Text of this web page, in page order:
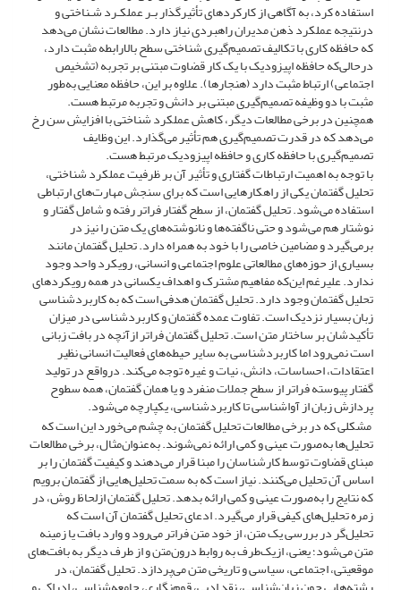
استفاده کرد، به آگاهی از کارکردهای تأثیرگذار بـر عملکـرد شـناختی و
درنتیجه عملکرد ذهن مدیران راهبردی نیاز دارد. مطالعات نشان می‌دهد
که حافظه کاری با تکالیف تصمیم‌گیری شناختی سطح بالارابطه مثبت دارد،
درحالی‌که حافظه اپیزودیک با یک کار قضاوت مبتنی بر تجربه (تشخیص
اجتماعی) ارتباط مثبت دارد (هنجارها). علاوه بر این، حافظه معنایی به‌طور
مثبت با دو وظیفه تصمیم‌گیری مبتنی بر دانش و تجربه مرتبط هست.
همچنین در برخی مطالعات دیگر، کاهش عملکرد شناختی با افزایش سن رخ
می‌دهد که در قدرت تصمیم‌گیری هم تأثیر می‌گذارد. این وظایف
تصمیم‌گیری با حافظه کاری و حافظه اپیزودیک مرتبط هست.
با توجه به اهمیت ارتباطات گفتاری و تأثیر آن بر ظرفیت عملکرد شناختی،
تحلیل گفتمان یکی از راهکارهایی است که برای سنجش مهارت‌های ارتباطی
استفاده می‌شود. تحلیل گفتمان، از سطح گفتار فراتر رفته و شامل گفتار و
نوشتار هم می‌شود و حتی ناگفته‌ها و نانوشته‌های یک متن را نیز در
برمی‌گیرد و مضامین خاصی را با خود به همراه دارد. تحلیل گفتمان مانند
بسیاری از حوزه‌های مطالعاتی علوم اجتماعی و انسانی، رویکرد واحد وجود
ندارد. علیرغم این‌که مفاهیم مشترک و اهداف یکسانی در همه رویکردهای
تحلیل گفتمان وجود دارد. تحلیل گفتمان هدفی است که به کاربردشناسی
زبان بسیار نزدیک است. تفاوت عمده گفتمان و کاربردشناسی در میزان
تأکیدشان بر ساختار متن است. تحلیل گفتمان فراتر ازآنچه در بافت زبانی
است نمی‌رود اما کاربردشناسی به سایر حیطه‌های فعالیت انسانی نظیر
اعتقادات، احساسات، دانش، نیات و غیره توجه می‌کند. درواقع در تولید
گفتار پیوسته فراتر از سطح جملات منفرد و یا همان گفتمان، همه سطوح
پردازش زبان از آواشناسی تا کاربردشناسی، یکپارچه می‌شود.
مشکلی که در برخی مطالعات تحلیل گفتمان به چشم می‌خورد این است که
تحلیل‌ها به‌صورت عینی و کمی ارائه نمی‌شوند. به‌عنوان‌مثال، برخی مطالعات
مبنای قضاوت توسط کارشناسان را مبنا قرار می‌دهند و کیفیت گفتمان را بر
اساس آن تحلیل می‌کنند. نیاز است که به سمت تحلیل‌هایی از گفتمان برویم
که نتایج را به‌صورت عینی و کمی ارائه بدهد. تحلیل گفتمان ازلحاظ روش، در
زمره تحلیل‌های کیفی قرار می‌گیرد. ادعای تحلیل گفتمان آن است که
تحلیل‌گر در بررسی یک متن، از خود متن فراتر می‌رود و وارد بافت یا زمینه
متن می‌شود؛ یعنی، ازیک‌طرف به روابط درون‌متن و از طرف دیگر به بافت‌های
موقعیتی، اجتماعی، سیاسی و تاریخی متن می‌پردازد. تحلیل گفتمان، در